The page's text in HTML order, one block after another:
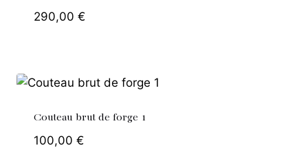
290,00 €
Couteau brut de forge 1
100,00 €